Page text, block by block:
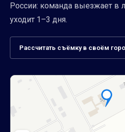
России: команда выезжает в
уходит 1–3 дня.
Рассчитать съёмку в своём